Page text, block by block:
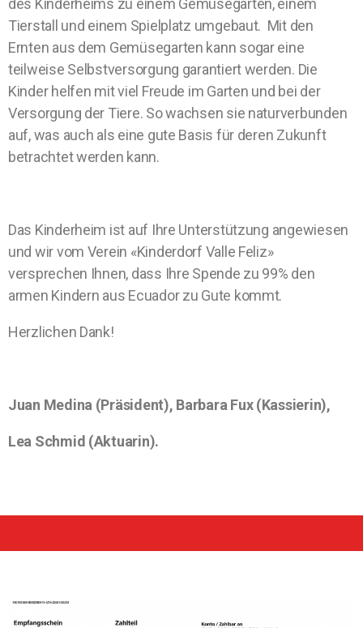
des Kinderheims zu einem Gemüsegarten, einem
Tierstall und einem Spielplatz umgebaut. Mit den
Ernten aus dem Gemüsegarten kann sogar eine
teilweise Selbstversorgung garantiert werden. Die
Kinder helfen mit viel Freude im Garten und bei der
Versorgung der Tiere. So wachsen sie naturverbunden
auf, was auch als eine gute Basis für deren Zukunft
betrachtet werden kann.
Das Kinderheim ist auf Ihre Unterstützung angewiesen
und wir vom Verein «Kinderdorf Valle Feliz»
versprechen Ihnen, dass Ihre Spende zu 99% den
armen Kindern aus Ecuador zu Gute kommt.
Herzlichen Dank!
Juan Medina (Präsident), Barbara Fux (Kassierin),
Lea Schmid (Aktuarin).